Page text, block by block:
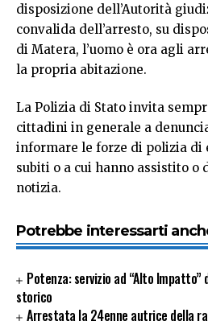
disposizione dell’Autorità
convalida dell’arresto, su
di Matera, l’uomo è ora agli
la propria abitazione.
La Polizia di Stato invita
cittadini in generale a
informare le forze di polizia di
subiti o a cui hanno assistito o
notizia.
Potrebbe interessarti
Potenza: servizio ad “Alto
storico
Arrestata la 24enne autrice della